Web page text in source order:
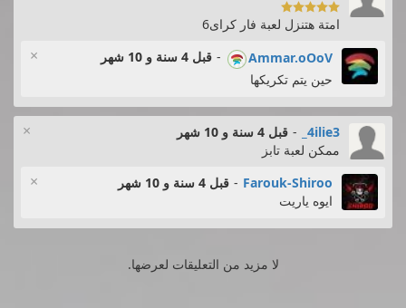

امتة هتنزل لعبة فار كراى6
× Ammar.oOoV
- قبل 4 سنة و 10 شهر
حين يتم تكريكها
× 4ilie3_
- قبل 4 سنة و 10 شهر
ممكن لعبة تابز
× Farouk-Shiroo
- قبل 4 سنة و 10 شهر
ايوه ياريت
لا مزيد من التعليقات لعرضها.